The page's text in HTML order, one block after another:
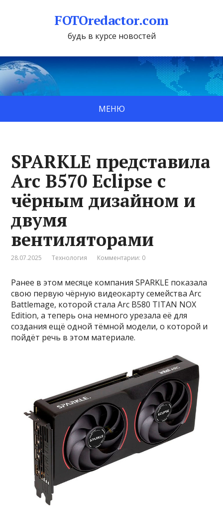
FOTOredactor.com
будь в курсе новостей
МЕНЮ
SPARKLE представила
Arc B570 Eclipse с
чёрным дизайном и
двумя
вентиляторами
28.07.2025 Технология Комментарии: 0
Ранее в этом месяце компания SPARKLE показала
свою первую чёрную видеокарту семейства Arc
Battlemage, которой стала Arc B580 TITAN NOX
Edition, а теперь она немного урезала её для
создания ещё одной тёмной модели, о которой и
пойдёт речь в этом материале.